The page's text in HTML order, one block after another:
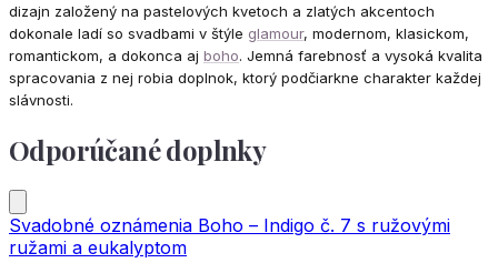
dizajn založený na pastelových kvetoch a zlatých akcentoch
dokonale ladí so svadbami v štýle glamour, modernom, klasickom,
romantickom, a dokonca aj boho. Jemná farebnosť a vysoká kvalita
spracovania z nej robia doplnok, ktorý podčiarkne charakter každej
slávnosti.
Odporúčané doplnky
Svadobné oznámenia Boho – Indigo č. 7 s ružovými
ružami a eukalyptom